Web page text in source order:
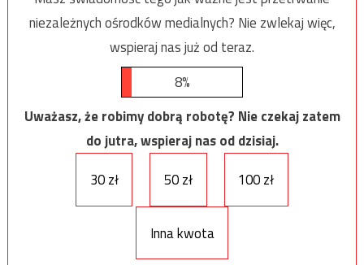
niezależnych ośrodków medialnych? Nie zwlekaj więc,
wspieraj nas już od teraz.
8%
Uważasz, że robimy dobrą robotę? Nie czekaj zatem
do jutra, wspieraj nas od dzisiaj.
30 zł
50 zł 100 zł
Inna kwota